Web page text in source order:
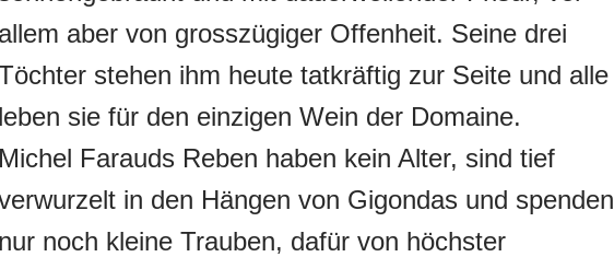
allem aber von grosszügiger Offenheit. Seine drei
stehen ihm heute tatkräftig zur Seite und alle
leben sie für den einzigen Wein der Domaine.
Michel Farauds Reben haben kein Alter, sind tief
in den Hängen von Gigondas und spenden
nur noch kleine Trauben, dafür von höchster